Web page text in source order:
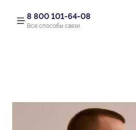
8 800 101-64-08
Все способы связи